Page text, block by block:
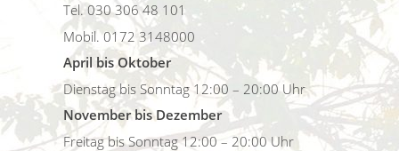
Tel. 030 306 48 101
Mobil. 0172 3148000
April bis Oktober
Dienstag bis Sonntag 12:00 – 20:00 Uhr
November bis Dezember
Freitag bis Sonntag 12:00 – 20:00 Uhr